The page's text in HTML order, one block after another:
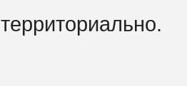
территориально.